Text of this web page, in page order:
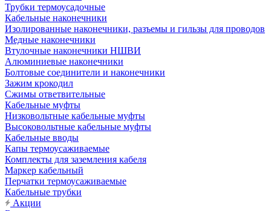
Трубки термоусадочные
Кабельные наконечники
Изолированные наконечники, разъемы и гильзы для проводов
Медные наконечники
Втулочные наконечники НШВИ
Алюминиевые наконечники
Болтовые соединители и наконечники
Зажим крокодил
Сжимы ответвительные
Кабельные муфты
Низковольтные кабельные муфты
Высоковольтные кабельные муфты
Кабельные вводы
Капы термоусаживаемые
Комплекты для заземления кабеля
Маркер кабельный
Перчатки термоусаживаемые
Кабельные трубки
Акции